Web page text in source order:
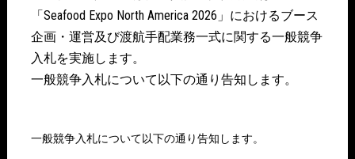
「Seafood Expo North America 2026」におけるブース
企画・運営及び渡航手配業務一式に関する一般競争
入札を実施します。
一般競争入札について以下の通り告知します。
一般競争入札について以下の通り告知します。